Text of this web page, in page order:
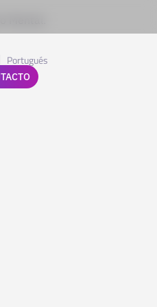
Portugués
Mental.